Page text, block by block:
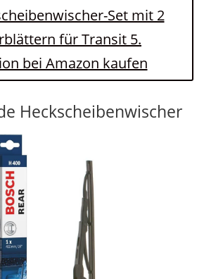
Set mit 2
für Transit 5.
bei Amazon kaufen
Heckscheibenwischer